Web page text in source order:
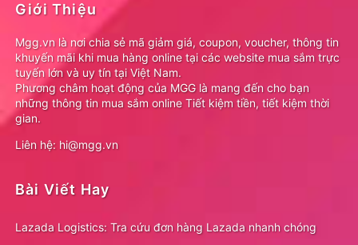
Giới Thiệu
Mgg.vn là nơi chia sẻ mã giảm giá, coupon, voucher, thông tin
khuyến mãi khi mua hàng online tại các website mua sắm trực
tuyến lớn và uy tín tại Việt Nam.
Phương châm hoạt động của MGG là mang đến cho bạn
những thông tin mua sắm online Tiết kiệm tiền, tiết kiệm thời
gian.
Liên hệ: hi@mgg.vn
Bài Viết Hay
Lazada Logistics: Tra cứu đơn hàng Lazada nhanh chóng